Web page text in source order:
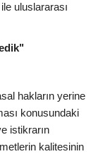
uluslararası
hakların yerine
konusundaki
istikrarın
kalitesinin